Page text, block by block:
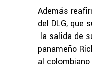
Además
del DLG, que
la salida de
panameño
al